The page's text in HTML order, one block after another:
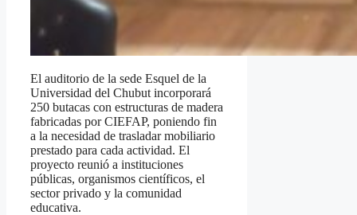
El auditorio de la sede Esquel de la
Universidad del Chubut incorporará
250 butacas con estructuras de madera
fabricadas por CIEFAP, poniendo fin
a la necesidad de trasladar mobiliario
prestado para cada actividad. El
proyecto reunió a instituciones
públicas, organismos científicos, el
sector privado y la comunidad
educativa.